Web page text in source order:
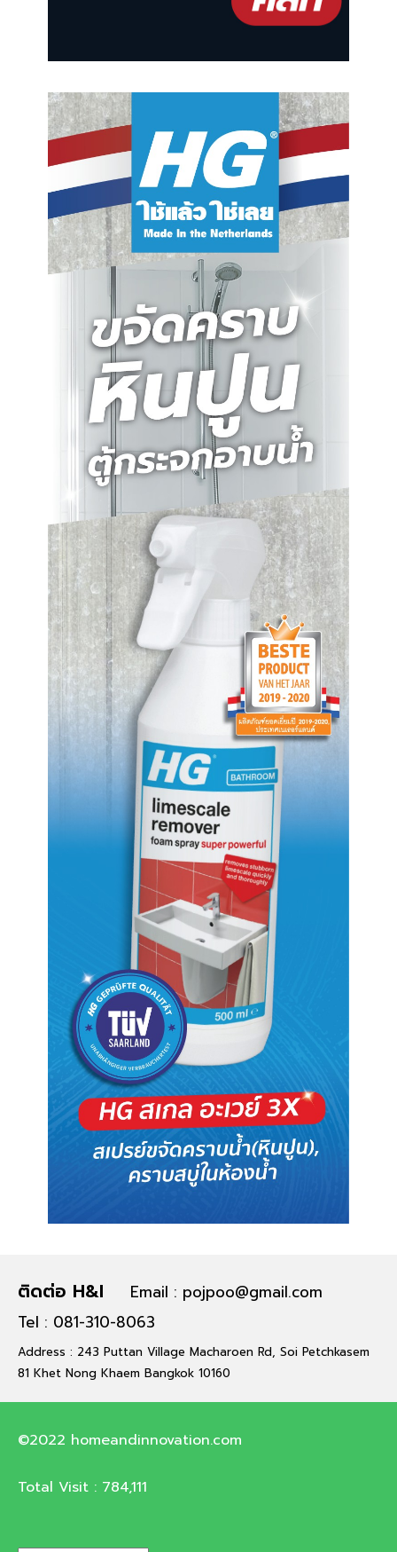
ติดต่อ H&I
Email : pojpoo@gmail.com
Tel : 081-310-8063
Address : 243 Puttan Village Macharoen Rd, Soi Petchkasem
81 Khet Nong Khaem Bangkok 10160
©2022 homeandinnovation.com
Total Visit : 784,111